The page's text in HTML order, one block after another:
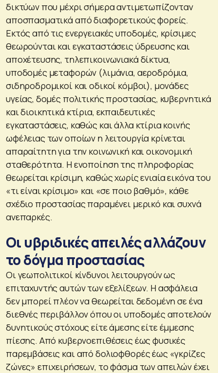
δικτύων που μέχρι σήμερα αντιμετωπίζονταν
αποσπασματικά από διαφορετικούς φορείς.
Εκτός από τις ενεργειακές υποδομές, κρίσιμες
θεωρούνται και εγκαταστάσεις ύδρευσης και
αποχέτευσης, τηλεπικοινωνιακά δίκτυα,
υποδομές μεταφορών (λιμάνια, αεροδρόμια,
σιδηροδρομικοί και οδικοί κόμβοι), μονάδες
υγείας, δομές πολιτικής προστασίας, κυβερνητικά
και διοικητικά κτίρια, εκπαιδευτικές
εγκαταστάσεις, καθώς και άλλα κτίρια κοινής
ωφέλειας των οποίων η λειτουργία κρίνεται
απαραίτητη για την κοινωνική και οικονομική
σταθερότητα. Η ενοποίηση της πληροφορίας
θεωρείται κρίσιμη, καθώς χωρίς ενιαία εικόνα του
«τι είναι κρίσιμο» και «σε ποιο βαθμό», κάθε
σχέδιο προστασίας παραμένει μερικό και συχνά
ανεπαρκές.
Οι υβριδικές απειλές αλλάζουν
το δόγμα προστασίας
Οι γεωπολιτικοί κίνδυνοι λειτουργούν ως
επιταχυντής αυτών των εξελίξεων. Η ασφάλεια
δεν μπορεί πλέον να θεωρείται δεδομένη σε ένα
διεθνές περιβάλλον όπου οι υποδομές αποτελούν
δυνητικούς στόχους είτε άμεσης είτε έμμεσης
πίεσης. Από κυβερνοεπιθέσεις έως φυσικές
παρεμβάσεις και από δολιοφθορές έως «γκρίζες
ζώνες» επιχειρήσεων, το φάσμα των απειλών έχει